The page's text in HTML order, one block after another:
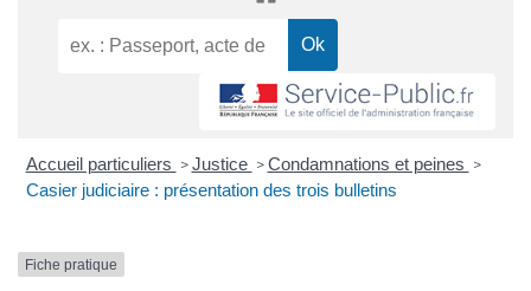
Accueil particuliers > Justice > Condamnations et peines >
Casier judiciaire : présentation des trois bulletins
Fiche pratique